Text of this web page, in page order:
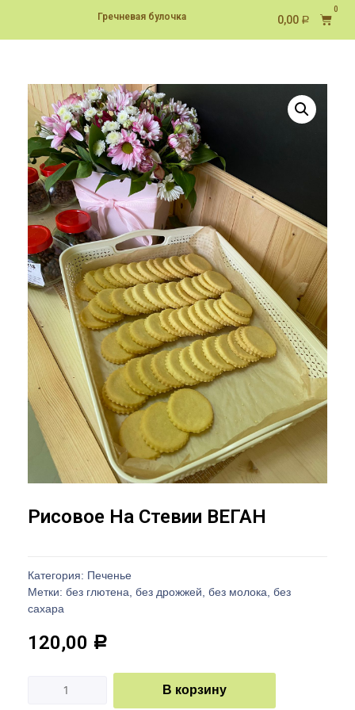
Гречневая булочка 0,00 Р
Рисовое На Стевии ВЕГАН
Категория: Печенье
Метки: без глютена без дрожжей без молока без
сахара
120,00 Р
В корзину